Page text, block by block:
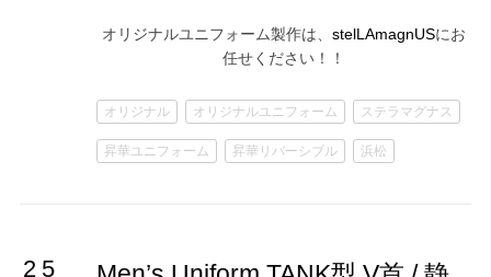
オリジナルユニフォーム製作は、 stelLAmagnUSにお
任せください！！
オリジナル オリジナルユニフォーム ステラマグナス
昇華ユニフォーム 昇華リバーシブル 浜松
25